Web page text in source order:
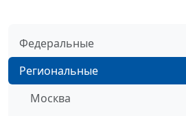
Федеральные
Региональные
Москва